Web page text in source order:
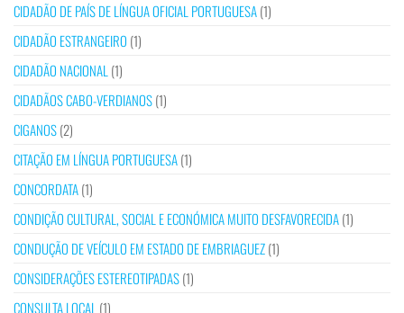
CIDADÃO DE PAÍS DE LÍNGUA OFICIAL PORTUGUESA(1)
CIDADÃO ESTRANGEIRO (1)
CIDADÃO NACIONAL (1)
CIDADÃOS CABO-VERDIANOS(1)
CIGANOS(2)
CITAÇÃO EM LÍNGUA PORTUGUESA(1)
CONCORDATA(1)
CONDIÇÃO CULTURAL, SOCIAL E ECONÓMICA MUITO DESFAVORECIDA(1)
CONDUÇÃO DE VEÍCULO EM ESTADO DE EMBRIAGUEZ(1)
CONSIDERAÇÕES ESTEREOTIPADAS(1)
CONSULTA LOCAL (1)